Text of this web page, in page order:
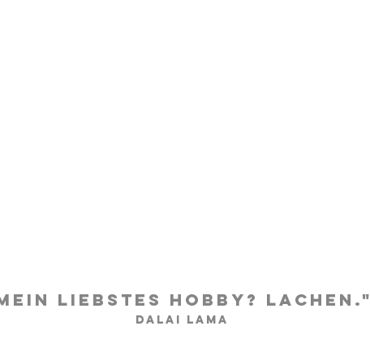
Liebstes Hobby? LacheN."
Dalai Lama